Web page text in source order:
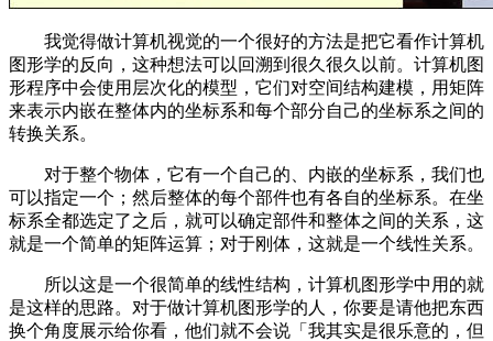
我觉得做计算机视觉的一个很好的方法是把它看作计算机
图形学的反向，这种想法可以回溯到很久很久以前。计算机图
形程序中会使用层次化的模型，它们对空间结构建模，用矩阵
来表示内嵌在整体内的坐标系和每个部分自己的坐标系之间的
转换关系。
对于整个物体，它有一个自己的、内嵌的坐标系，我们也
可以指定一个；然后整体的每个部件也有各自的坐标系。在坐
标系全都选定了之后，就可以确定部件和整体之间的关系，这
就是一个简单的矩阵运算；对于刚体，这就是一个线性关系。
所以这是一个很简单的线性结构，计算机图形学中用的就
是这样的思路。对于做计算机图形学的人，你要是请他把东西
换个角度展示给你看，他们就不会说「我其实是很乐意的，但